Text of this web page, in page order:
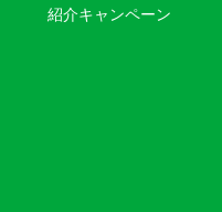
紹介キャンペーン